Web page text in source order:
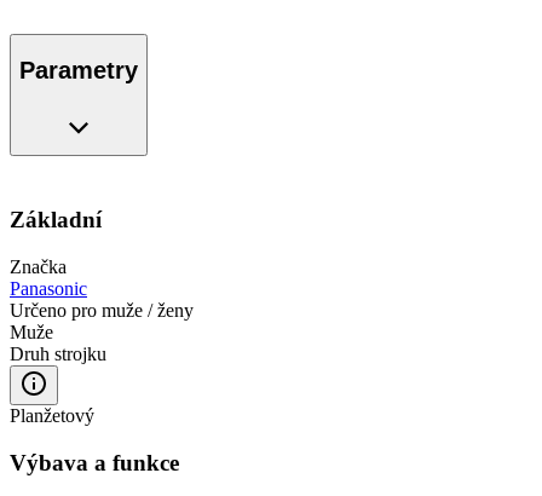
Parametry
Základní
Značka
Panasonic
Určeno pro muže / ženy
Muže
Druh strojku
Planžetový
Výbava a funkce